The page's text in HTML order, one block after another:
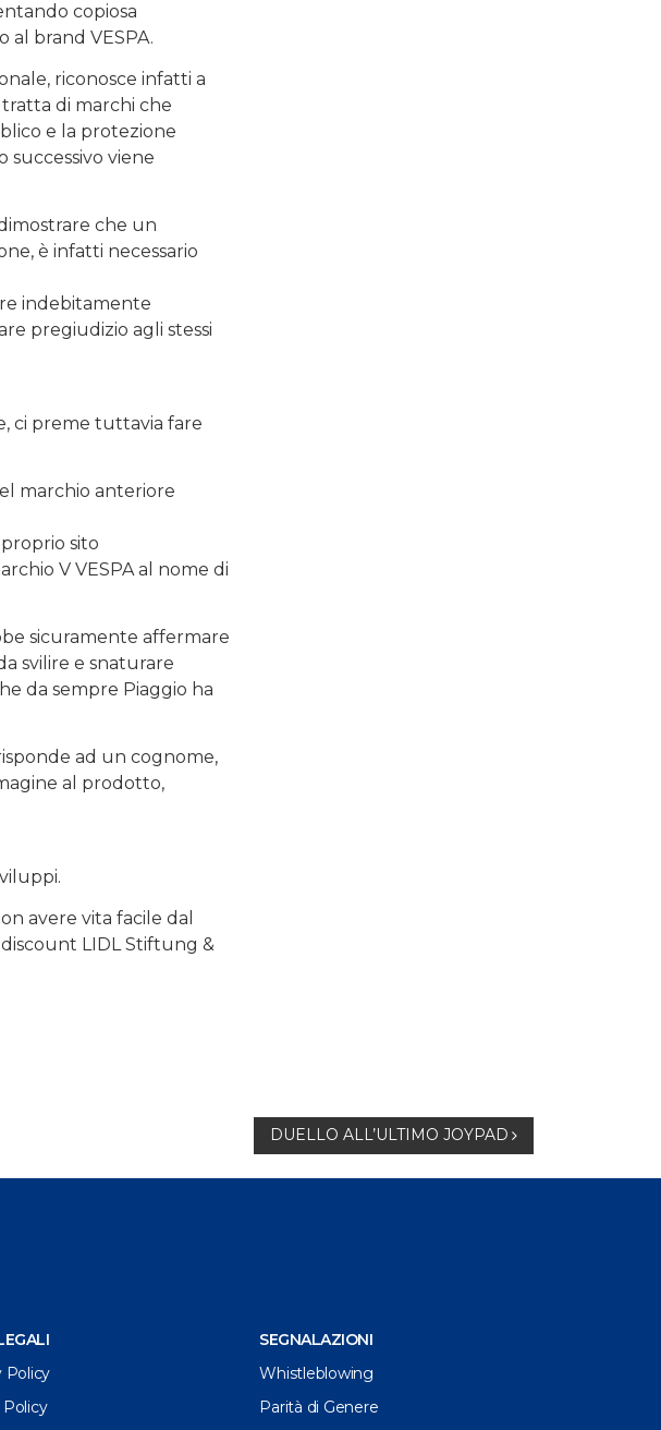
copiosa
brand VESPA.
riconosce infatti a
tratta di marchi che
e la protezione
successivo viene
che un
è infatti necessario
indebitamente
pregiudizio agli stessi
ci preme tuttavia fare
marchio anteriore
sito
V VESPA al nome di
sicuramente affermare
svilire e snaturare
da sempre Piaggio ha
ad un cognome,
al prodotto,
avere vita facile dal
LIDL Stiftung &
DUELLO ALL’ULTIMO JOYPAD
Policy
Policy
SEGNALAZIONI
Whistleblowing
Parità di Genere